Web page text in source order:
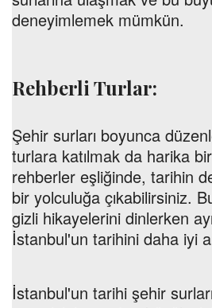
deneyimlemek mümkün.
Rehberli Turlar:
Şehir surları boyunca
turlara katılmak da harika
rehberler eşliğinde, tarihin
bir yolculuğa çıkabilirsiniz.
gizli hikayelerini dinlerken
İstanbul'un tarihini daha iyi
İstanbul'un tarihi şehir